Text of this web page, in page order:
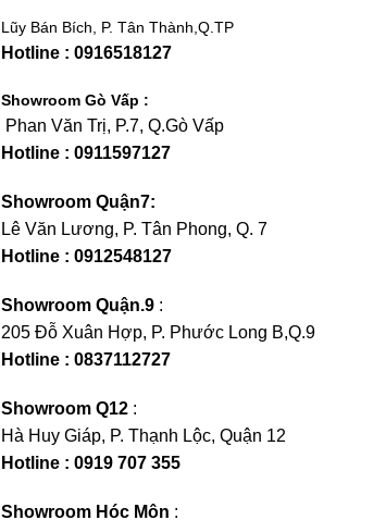
Lũy Bán Bích, P. Tân Thành,Q.TP
Hotline : 0916518127
Showroom Gò Vấp :
Phan Văn Trị, P.7, Q.Gò Vấp
Hotline : 0911597127
Showroom Quận7:
Lê Văn Lương, P. Tân Phong, Q. 7
Hotline : 0912548127
Showroom Quận.9 :
205 Đỗ Xuân Hợp, P. Phước Long B,Q.9
Hotline : 0837112727
Showroom Q12 :
Hà Huy Giáp, P. Thạnh Lộc, Quận 12
Hotline : 0919 707 355
Showroom Hóc Môn :